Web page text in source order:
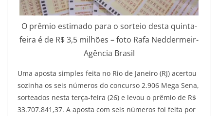
O prêmio estimado para o sorteio desta quinta-
feira é de R$ 3,5 milhões – foto Rafa Neddermeir-
Agência Brasil
Uma aposta simples feita no Rio de Janeiro (RJ) acertou
sozinha os seis números do concurso 2.906 Mega Sena,
sorteados nesta terça-feira (26) e levou o prêmio de R$
33.707.841,37. A aposta com seis números foi feita por